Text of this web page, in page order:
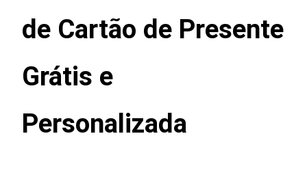
de Cartão de Presente
Grátis e
Personalizada